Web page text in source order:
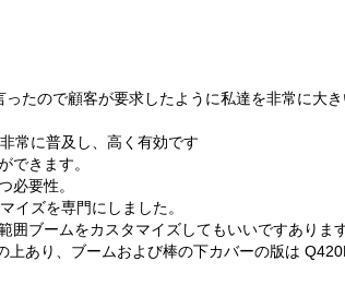
たので顧客が要求したように私達を非常に大
常に普及し、高く有効です
できます。
必要性。
イズを専門にしました。
ブームをカスタマイズしてもいいですあります
あり、ブームおよび棒の下カバーの版は